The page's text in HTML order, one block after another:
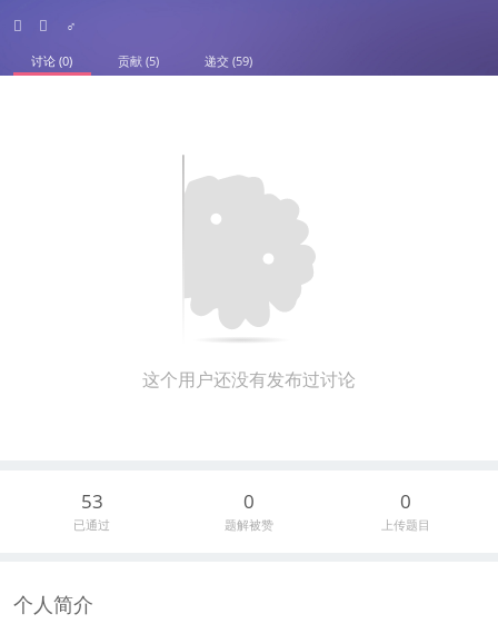
♂
讨论 (0) 贡献 (5) 递交 (59)
这个用户还没有发布过讨论
53
已通过
0
题解被赞
0
上传题目
个人简介